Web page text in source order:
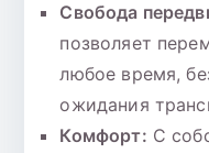
Свобода
позволяет
любое время,
ожидания
Комфорт: С